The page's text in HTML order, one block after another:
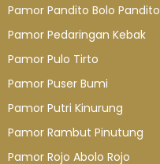
Pamor Pandito Bolo Pandito
Pamor Pedaringan Kebak
Pamor Pulo Tirto
Pamor Puser Bumi
Pamor Putri Kinurung
Pamor Rambut Pinutung
Pamor Rojo Abolo Rojo